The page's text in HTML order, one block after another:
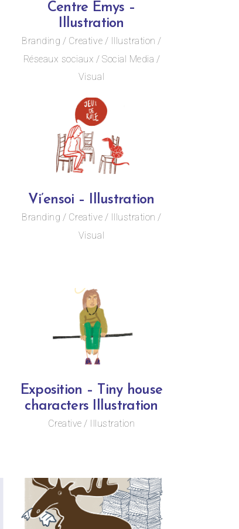
Centre Emys –
Illustration
Branding Creative
Illustration
Réseaux sociaux
Social Media
Visual
Vi’ensoi – Illustration
Branding Creative
Illustration
Visual
Exposition – Tiny house
characters Illustration
Creative Illustration